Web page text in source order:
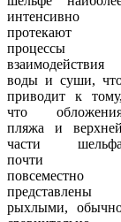
интенсивно
протекают
процессы
взаимодействия
воды и суши,
приводит к тому,
что
пляжа и верхней
части шельфа
почти
повсеместно
представлены
рыхлыми,